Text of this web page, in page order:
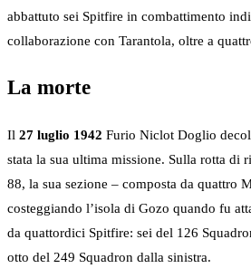
abbattuto sei Spitfire in combattimento
collaborazione con Tarantola, oltre a
La morte
Il 27 luglio 1942 Furio Niclot Doglio
stata la sua ultima missione. Sulla rotta di
88, la sua sezione – composta da quattro
costeggiando l’isola di Gozo quando fu
da quattordici Spitfire: sei del 126
otto del 249 Squadron dalla sinistra.